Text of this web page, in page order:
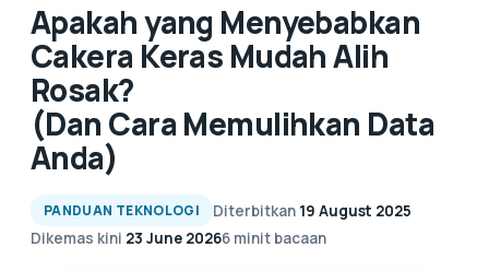
Apakah yang Menyebabkan
Cakera Keras Mudah Alih
Rosak?
(Dan Cara Memulihkan Data
Anda)
PANDUAN TEKNOLOGI Diterbitkan 19 August 2025
Dikemas kini 23 June 20266 minit bacaan